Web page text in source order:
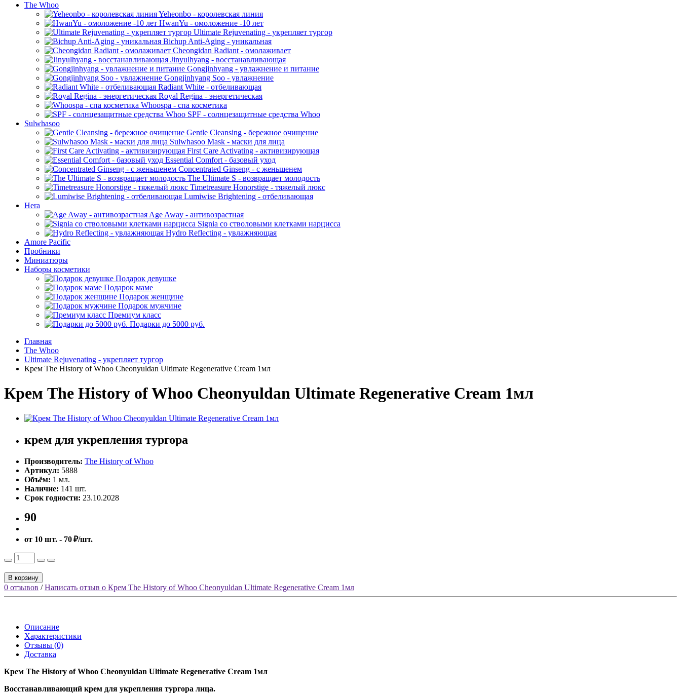
The Whoo
Yeheonbo - королевская линия
HwanYu - омоложение -10 лет
Ultimate Rejuvenating - укрепляет тургор
Bichup Anti-Aging - уникальная
Cheongidan Radiant - омолаживает
Jinyulhyang - восстанавливающая
Gongjinhyang - увлажнение и питание
Gongjinhyang Soo - увлажнение
Radiant White - отбеливающая
Royal Regina - энергетическая
Whoospa - спа косметика
SPF - солнцезащитные средства Whoo
Sulwhasoo
Gentle Cleansing - бережное очищение
Sulwhasoo Mask - маски для лица
First Care Activating - активизирующая
Essential Comfort - базовый уход
Concentrated Ginseng - с женьшенем
The Ultimate S - возвращает молодость
Timetreasure Honorstige - тяжелый люкс
Lumiwise Brightening - отбеливающая
Hera
Age Away - антивозрастная
Signia со стволовыми клетками нарцисса
Hydro Reflecting - увлажняющая
Amore Pacific
Пробники
Миниатюры
Наборы косметики
Подарок девушке
Подарок маме
Подарок женщине
Подарок мужчине
Премиум класс
Подарки до 5000 руб.
Главная
The Whoo
Ultimate Rejuvenating - укрепляет тургор
Крем The History of Whoo Cheonyuldan Ultimate Regenerative Cream 1мл
Крем The History of Whoo Cheonyuldan Ultimate Regenerative Cream 1мл
крем для укрепления тургора
Производитель: The History of Whoo
Артикул: 5888
Объём: 1 мл.
Наличие: 141 шт.
Срок годности: 23.10.2028
90
от 10 шт. - 70 ₽/шт.
В корзину
0 отзывов /Написать отзыв о Крем The History of Whoo Cheonyuldan Ultimate Regenerative Cream 1мл
Описание
Характеристики
Отзывы (0)
Доставка
Крем The History of Whoo Cheonyuldan Ultimate Regenerative Cream 1мл
Восстанавливающий крем для укрепления тургора лица.